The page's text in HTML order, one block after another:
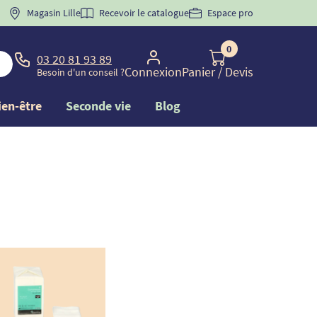
BIENVENUE" pourla 1ère commande d'incontinence
Magasin Lille Recevoir le catalogue Espace pro
03 20 81 93 89
Besoin d'un conseil ?Connexion
0
Panier/ Devis
être Seconde vie Blog